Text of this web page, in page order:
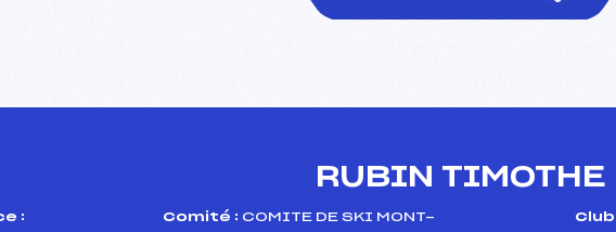
RUBIN TIMOTHE
:
Comité : COMITE DE SKI MONT-
Club